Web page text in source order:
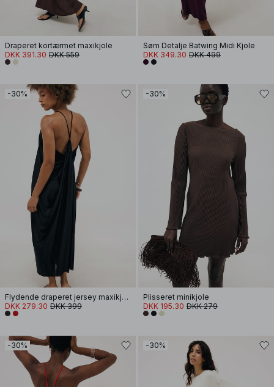
Draperet kortærmet maxikjole
DKK 391.30 DKK 559
Søm Detalje Batwing Midi Kjole
DKK 349.30 DKK 499
-30%
Flydende draperet jersey maxikjole
DKK 279.30 DKK 399
-30%
Plisseret minikjole
DKK 195.30 DKK 279
-30% -30%